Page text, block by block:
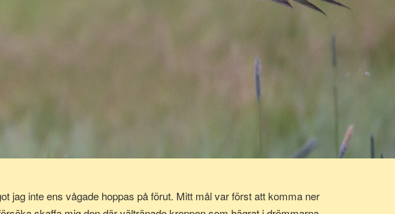
jag inte ens vågade hoppas på förut. Mitt mål var först att komma ner